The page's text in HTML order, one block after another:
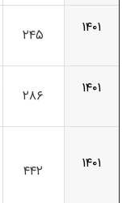
۱۴۰۱
۲۴۵
۱۴۰۱
۲۸۶
۱۴۰۱ ۴۴۲